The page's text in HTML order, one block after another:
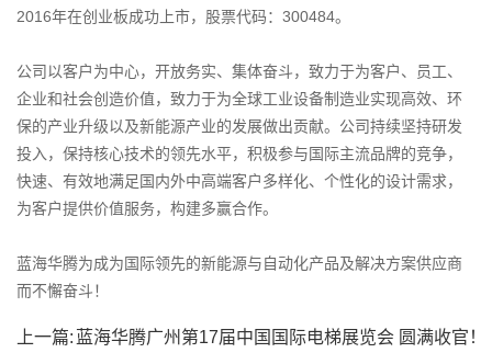
2016年在创业板成功上市，股票代码：300484。
公司以客户为中心，开放务实、集体奋斗，致力于为客户、员工、
企业和社会创造价值，致力于为全球工业设备制造业实现高效、环
保的产业升级以及新能源产业的发展做出贡献。公司持续坚持研发
投入，保持核心技术的领先水平，积极参与国际主流品牌的竞争，
快速、有效地满足国内外中高端客户多样化、个性化的设计需求，
为客户提供价值服务，构建多赢合作。
蓝海华腾为成为国际领先的新能源与自动化产品及解决方案供应商
而不懈奋斗！
上一篇: 蓝海华腾广州第17届中国国际电梯展览会 圆满收官！